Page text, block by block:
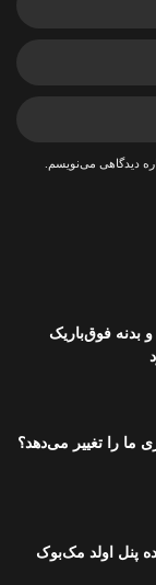
دیدگاهی می‌نویسم.
و بدنه فوق‌باریک
ما را تغییر می‌دهد؟
پنل اولد مک‌بوک